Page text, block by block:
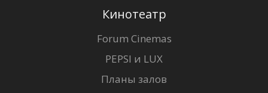
Кинотеатр
Forum Cinemas
PEPSI и LUX
Планы залов